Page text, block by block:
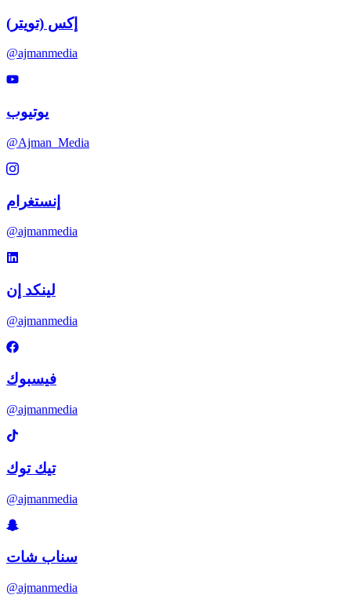
إكس (تويتر)
@ajmanmedia
يوتيوب
@Ajman_Media
إنستغرام
@ajmanmedia
لينكد إن
@ajmanmedia
فيسبوك
@ajmanmedia
تيك توك
@ajmanmedia
سناب شات
@ajmanmedia